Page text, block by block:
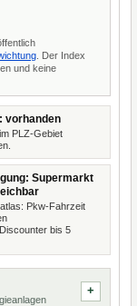
. Der Index
und keine
vorhanden
PLZ-Gebiet
Supermarkt
Pkw-Fahrzeit
bis 5